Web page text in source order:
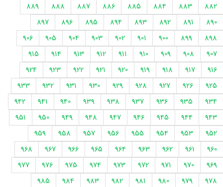
882
883
884
885
886
887
888
889
890
891
892
893
894
895
896
897
898
899
900
901
902
903
904
905
906
907
908
909
910
911
912
913
914
915
916
917
918
919
920
921
922
923
924
925
926
927
928
929
930
931
932
933
934
935
936
937
938
939
940
941
942
943
944
945
946
947
948
949
950
951
952
953
954
955
956
957
958
959
960
961
962
963
964
965
966
967
968
969
970
971
972
973
974
975
976
977
978
979
980
981
982
983
984
985